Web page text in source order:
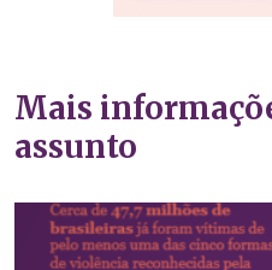
Mais
assunto